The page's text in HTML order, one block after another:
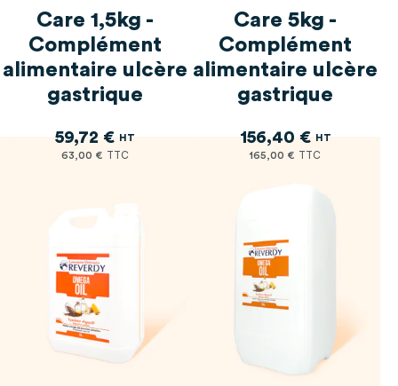
Care 1,5kg -
Complément
alimentaire ulcère
gastrique
63,00 €
59,72 €
Care 5kg -
Complément
alimentaire ulcère
gastrique
165,00 €
156,40 €